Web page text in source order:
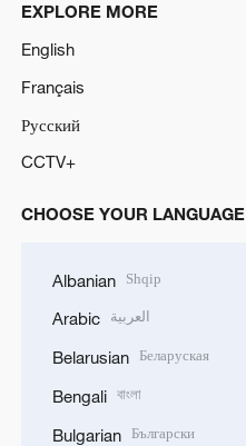
EXPLORE MORE
English
Français
Русский
CCTV+
CHOOSE YOUR LANGUAGE
Albanian Shqip
Arabic العربية
Belarusian Беларуская
Bengali বাংলা
Bulgarian Български